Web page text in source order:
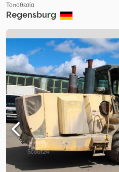
Τοποθεσία
Regensburg